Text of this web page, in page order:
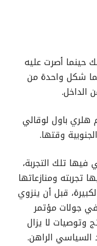
أصرت عليه
شكل واحدة من
الداخل.
هلري باول لوقالي
وقتها.
تلك التجربة،
ومنازعاتها
قبل أن ينزوي
جولات مؤتمر
وتوصيات لا يزال
الراهن.